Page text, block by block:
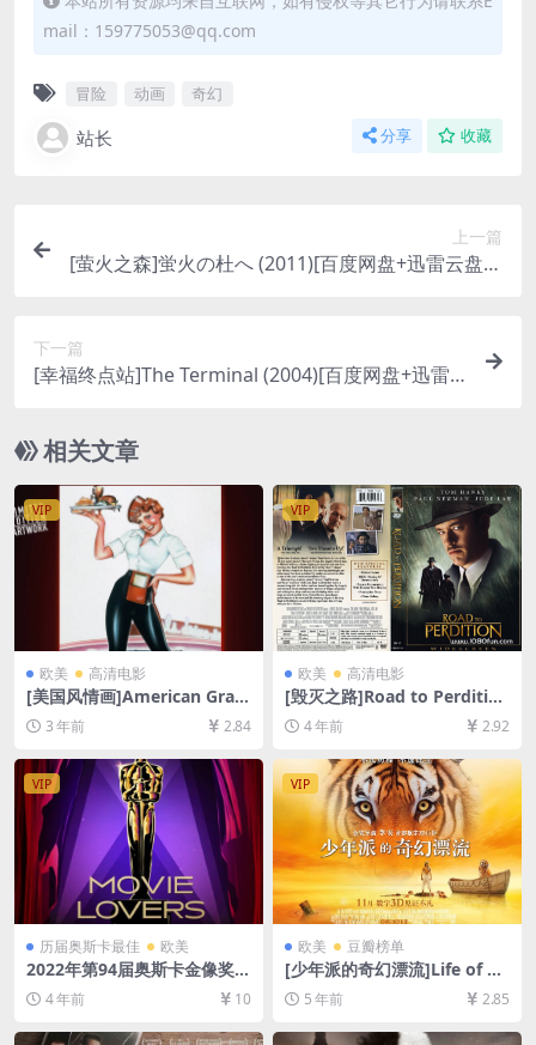
mail：159775053@qq.com
冒险 动画 奇幻
站长 分享 收藏
上一篇
[萤火之森]蛍火の杜へ (2011)[百度网盘+迅雷云盘资
下一篇
[幸福终点站]The Terminal (2004)[百度网盘+迅雷
幕]
相关文章
VIP
欧美 高清电影
[美国风情画]American Gra
ffiti (1973)[百度网盘+夸克网
盘1080P超清未删减资源][网
B][繁体中字]
3 年前 2.84
VIP
欧美 高清电影
[毁灭之路]Road to Perdition
(2002)[百度网盘+迅雷云盘资
源1080P超清未删减][MP4/7.
4 年前 2.92
VIP
历届奥斯卡最佳 欧美
2022年第94届奥斯卡金像奖-
电影篇合集[百度网盘资源108
0P超清未删减][MP4/104GB]
[中英/中文字幕]
4 年前 10
VIP
欧美 豆瓣榜单
[少年派的奇幻漂流]Life of Pi
(2012)[百度网盘+迅雷云盘资
源1080P超清][MP4/8.3GB]
[中英字幕]
5 年前 2.85